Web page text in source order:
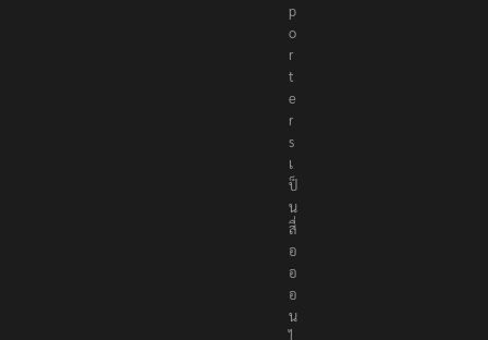
p
o
r
t
e
r
s
เ
ป็
น
สื่
อ
อ
อ
น